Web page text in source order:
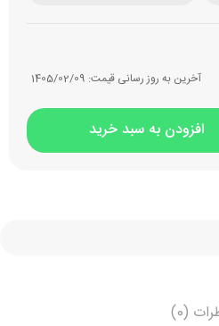
آخرین به روز رسانی قیمت: 1405/02/09
افزودن به سبد خرید
(0)